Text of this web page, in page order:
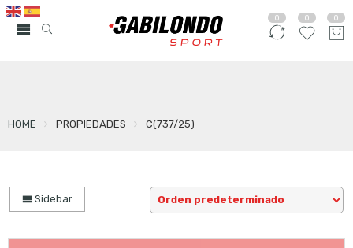
0 0 0
HOME PROPIEDADES C(737/25)
Sidebar